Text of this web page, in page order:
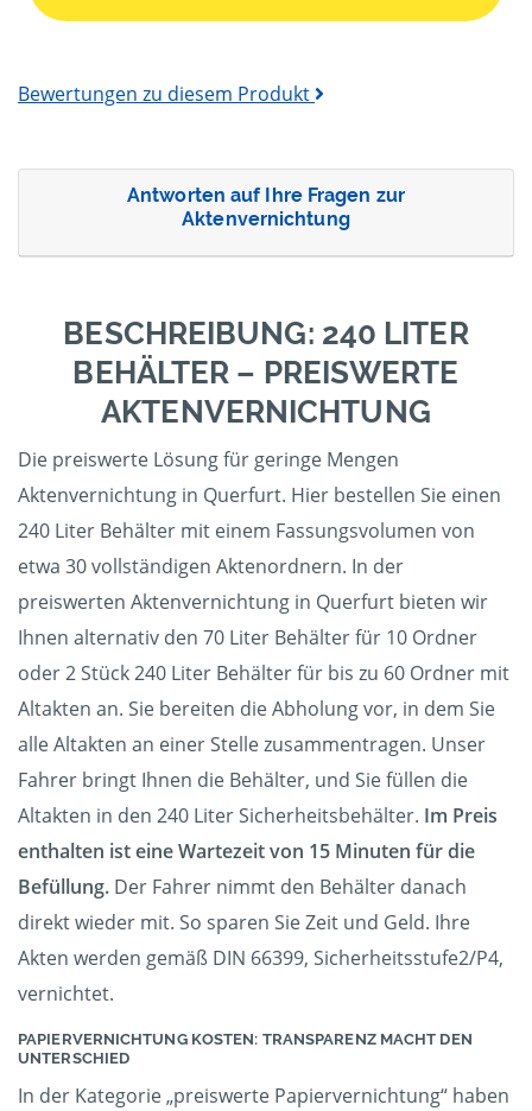
Bewertungen zu diesem Produkt
Antworten auf Ihre Fragen zur
Aktenvernichtung
BESCHREIBUNG: 240 LITER
BEHÄLTER – PREISWERTE
AKTENVERNICHTUNG
Die preiswerte Lösung für geringe Mengen
Aktenvernichtung in Querfurt. Hier bestellen Sie einen
240 Liter Behälter mit einem Fassungsvolumen von
etwa 30 vollständigen Aktenordnern. In der
preiswerten Aktenvernichtung in Querfurt bieten wir
Ihnen alternativ den 70 Liter Behälter für 10 Ordner
oder 2 Stück 240 Liter Behälter für bis zu 60 Ordner mit
Altakten an. Sie bereiten die Abholung vor, in dem Sie
alle Altakten an einer Stelle zusammentragen. Unser
Fahrer bringt Ihnen die Behälter, und Sie füllen die
Altakten in den 240 Liter Sicherheitsbehälter. Im Preis
enthalten ist eine Wartezeit von 15 Minuten für die
Befüllung. Der Fahrer nimmt den Behälter danach
direkt wieder mit. So sparen Sie Zeit und Geld. Ihre
Akten werden gemäß DIN 66399, Sicherheitsstufe2/P4,
vernichtet.
PAPIERVERNICHTUNG KOSTEN: TRANSPARENZ MACHT DEN
UNTERSCHIED
In der Kategorie „preiswerte Papiervernichtung“ haben